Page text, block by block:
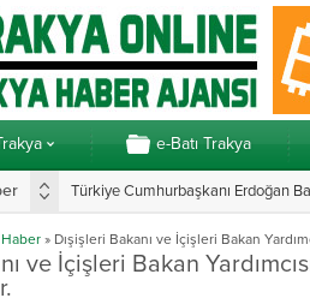
e-Batı Trakya
Türkiye Cumhurbaşkanı Erdoğan
Yunanistan’da vekillerden 3 ayrı
Haber » Dışişleri Bakanı ve İçişleri Bakan
ve İçişleri Bakan